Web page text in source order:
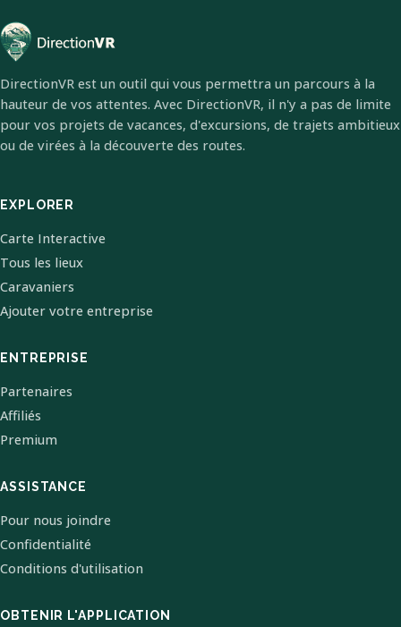
DirectionVR est un outil qui vous permettra un parcours à la
hauteur de vos attentes. Avec DirectionVR, il n'y a pas de limite
pour vos projets de vacances, d'excursions, de trajets ambitieux
ou de virées à la découverte des routes.
EXPLORER
Carte Interactive
Tous les lieux
Caravaniers
Ajouter votre entreprise
ENTREPRISE
Partenaires
Affiliés
Premium
ASSISTANCE
Pour nous joindre
Confidentialité
Conditions d'utilisation
OBTENIR L'APPLICATION